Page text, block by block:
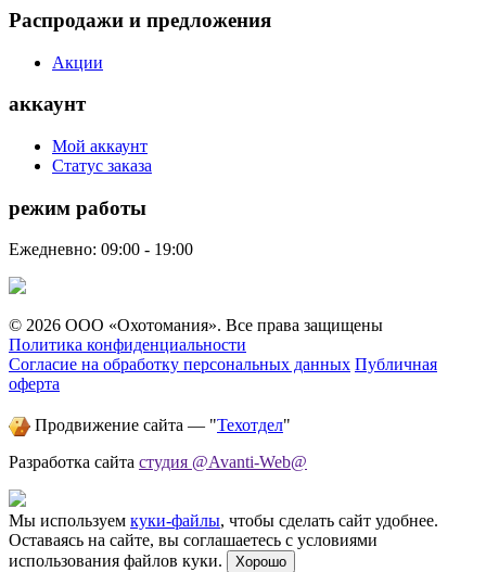
Распродажи и предложения
Акции
аккаунт
Мой аккаунт
Статус заказа
режим работы
Ежедневно: 09:00 - 19:00
© 2026 ООО «Охотомания». Все права защищены
Политика конфиденциальности
Согласие на обработку персональных данных Публичная
оферта
Продвижение сайта — "Техотдел"
Разработка сайта студия @Avanti-Web@
Мы используем куки-файлы, чтобы сделать сайт удобнее.
Оставаясь на сайте, вы соглашаетесь с условиями
использования файлов куки.
Хорошо